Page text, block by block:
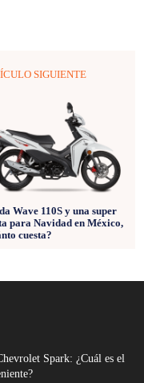
SIGUIENTE
Wave 110S y una super
para Navidad en México,
cuesta?
Spark: ¿Cuál es el